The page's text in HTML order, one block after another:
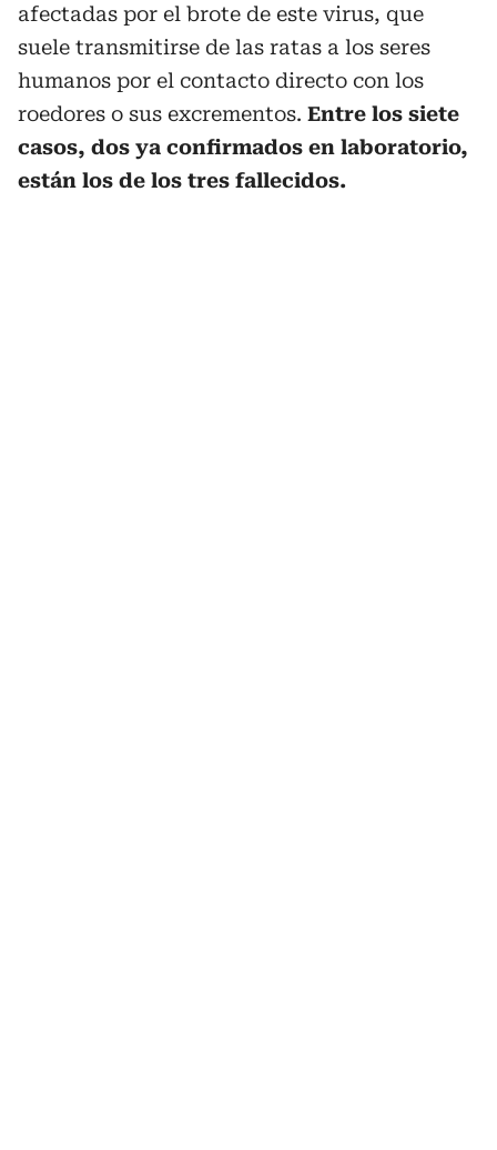
afectadas por el brote de este virus, que
suele transmitirse de las ratas a los seres
humanos por el contacto directo con los
roedores o sus excrementos. Entre los siete
casos, dos ya confirmados en laboratorio,
están los de los tres fallecidos.